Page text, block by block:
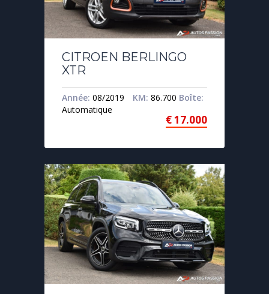
CITROEN BERLINGO
XTR
Année: 08/2019 KM: 86.700 Boîte:
Automatique
€17.000